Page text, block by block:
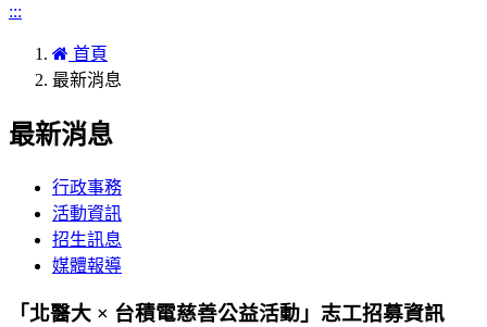
:::
首頁
最新消息
最新消息
行政事務
活動資訊
招生訊息
媒體報導
「北醫大 × 台積電慈善公益活動」志工招募資訊